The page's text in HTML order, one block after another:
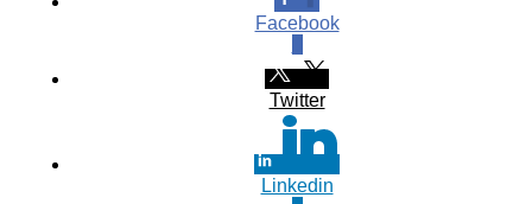
Facebook
Twitter
Linkedin